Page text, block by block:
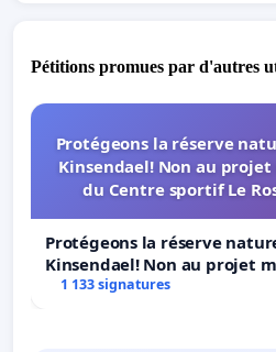
Pétitions promues par d'autres
Protégeons la réserve
Kinsendael! Non au
du Centre sportif Le
Protégeons la réserve
Kinsendael! Non au projet
Centre sportif Le Roseau!
1 133 signatures